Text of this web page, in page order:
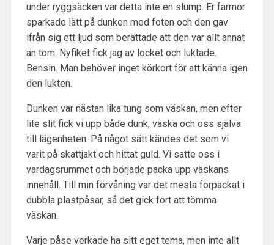
under ryggsäcken var detta inte en slump. Er farmor
sparkade lätt på dunken med foten och den gav
ifrån sig ett ljud som berättade att den var allt annat
än tom. Nyfiket fick jag av locket och luktade.
Bensin. Man behöver inget körkort för att känna igen
den lukten.
Dunken var nästan lika tung som väskan, men efter
lite slit fick vi upp både dunk, väska och oss själva
till lägenheten. På något sätt kändes det som vi
varit på skattjakt och hittat guld. Vi satte oss i
vardagsrummet och började packa upp väskans
innehåll. Till min förvåning var det mesta förpackat i
dubbla plastpåsar, så det gick fort att tömma
väskan.
Varje påse verkade ha sitt eget tema, men inte allt